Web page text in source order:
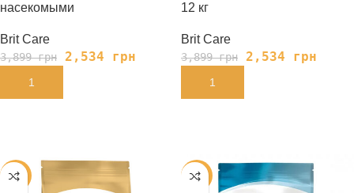
насекомыми
Brit Care
3,899грн 2,534 грн
В КОРЗИНУ
12 кг
Brit Care
3,899грн 2,534 грн
В КОРЗИНУ
-24% -28%